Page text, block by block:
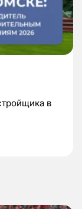
в